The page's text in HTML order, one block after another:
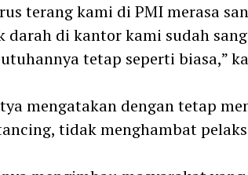
terang kami di PMI merasa
darah di kantor kami sudah
tetap seperti biasa,”
mengatakan dengan tetap
tidak menghambat